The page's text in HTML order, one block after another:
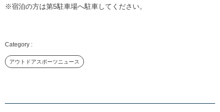
※宿泊の方は第5駐車場へ駐車してください。
アウトドアスポーツニュース